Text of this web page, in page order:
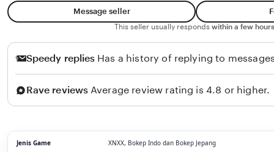
Message seller
This seller usually responds within a few
Speedy replies Has a history of replying to
Rave reviews Average review rating is 4.8 or higher.
Jenis Game XNXX, Bokep Indo dan Bokep Jepang